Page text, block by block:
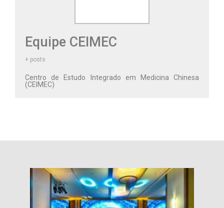
Equipe CEIMEC
+ posts
Centro de Estudo Integrado em Medicina Chinesa
(CEIMEC)